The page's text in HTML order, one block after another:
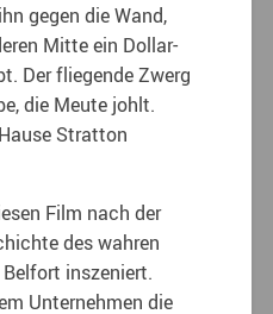
gegen die Wand,
Mitte ein Dollar-
Der fliegende Zwerg
die Meute johlt.
Stratton
Film nach der
des wahren
inszeniert.
Unternehmen die